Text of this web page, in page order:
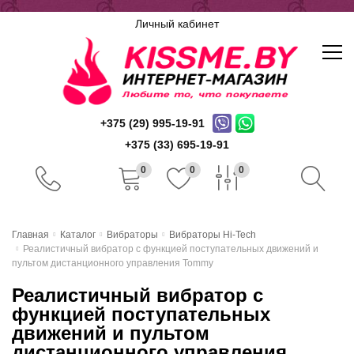
Личный кабинет
+375 (29) 995-19-91
+375 (33) 695-19-91
0 0 0
Каталог
Доставка и оплата
Скидочная система
Главная Каталог Вибраторы
Вибраторы Hi-Tech
Реалистичный вибратор с функцией поступательных движений и
пультом дистанционного управления Tommy
Реалистичный вибратор с
функцией поступательных
движений и пультом